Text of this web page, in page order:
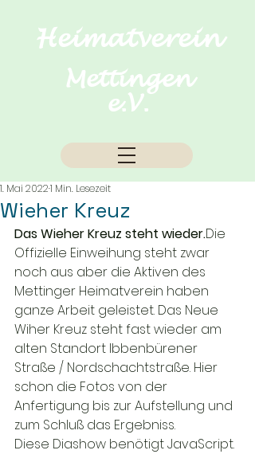
Heimatverein
Mettingen
e.V.
Wieher Kreuz
1. Mai 20221 Min. Lesezeit
Das Wieher Kreuz steht wieder.Die
Offizielle Einweihung steht zwar
noch aus aber die Aktiven des
Mettinger Heimatverein haben
ganze Arbeit geleistet. Das Neue
Wiher Kreuz steht fast wieder am
alten Standort Ibbenbürener
Straße / Nordschachtstraße. Hier
schon die Fotos von der
Anfertigung bis zur Aufstellung und
zum Schluß das Ergebniss.
Diese Diashow benötigt JavaScript.